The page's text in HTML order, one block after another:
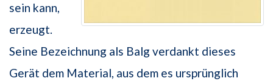
sein kann,
erzeugt.
Seine Bezeichnung als Balg verdankt dieses
Gerät dem Material, aus dem es ursprünglich